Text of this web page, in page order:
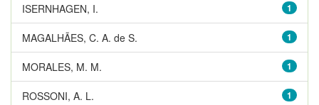
1
ISERNHAGEN, I.
1
MAGALHÃES, C. A. de S.
1
MORALES, M. M.
1
ROSSONI, A. L.